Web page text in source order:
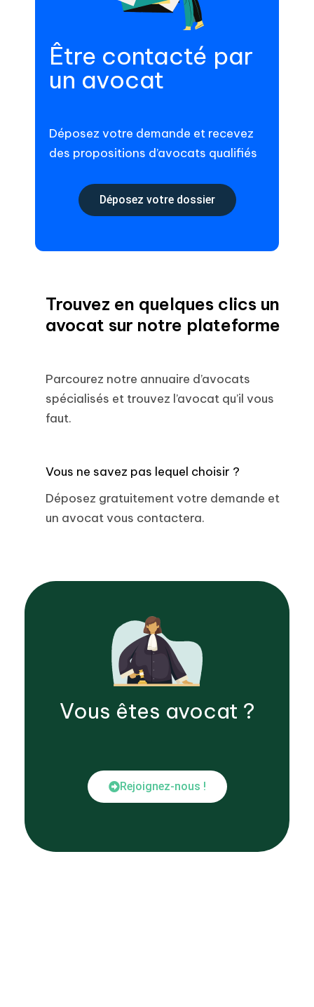
Être contacté par
un avocat
Déposez votre demande et recevez
des propositions d’avocats qualifiés
Déposez votre dossier
Trouvez en quelques clics un
avocat sur notre plateforme
Parcourez notre annuaire d’avocats
spécialisés et trouvez l’avocat qu’il vous
faut.
Vous ne savez pas lequel choisir ?
Déposez gratuitement votre demande et
un avocat vous contactera.
Vous êtes avocat ?
Rejoignez-nous !